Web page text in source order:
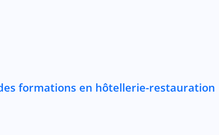
formations en hôtellerie-restauration